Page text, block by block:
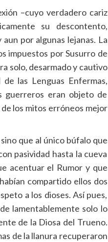
–cuyo verdadero cariz
su descontento,
por algunas lejanas. La
impuestos por Susurro de
solo, desarmado y cautivo
las Lenguas Enfermas,
guerreros eran objeto de
los mitos erróneos mejor
que al único búfalo que
pasividad hasta la cueva
acentuar el Rumor y que
compartido ellos dos
a los dioses. Así pues,
lamentablemente solo lo
de la Diosa del Trueno.
de la llanura recuperaron